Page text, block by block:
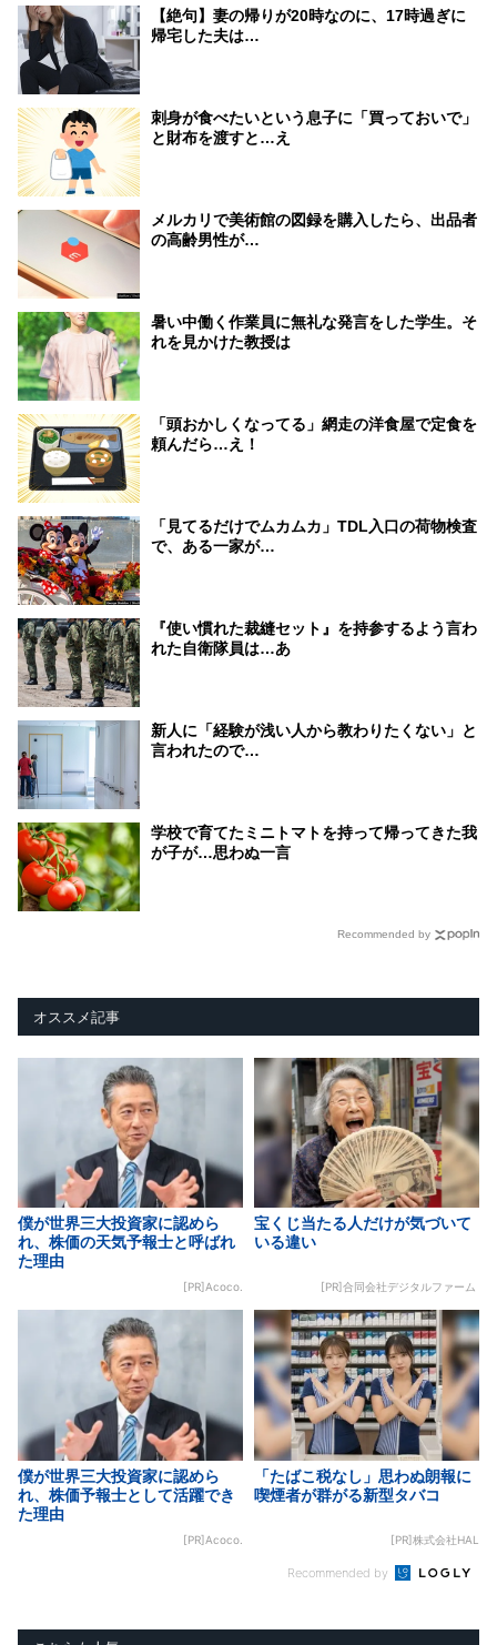
【絶句】妻の帰りが20時なのに、17時過ぎに
帰宅した夫は…
刺身が食べたいという息子に「買っておいで」
と財布を渡すと…え
メルカリで美術館の図録を購入したら、出品者
の高齢男性が…
暑い中働く作業員に無礼な発言をした学生。そ
れを見かけた教授は
「頭おかしくなってる」網走の洋食屋で定食を
頼んだら…え！
「見てるだけでムカムカ」TDL入口の荷物検査
で、ある一家が…
『使い慣れた裁縫セット』を持参するよう言わ
れた自衛隊員は…あ
新人に「経験が浅い人から教わりたくない」と
言われたので…
学校で育てたミニトマトを持って帰ってきた我
が子が…思わぬ一言
Recommended by
オススメ記事
僕が世界三大投資家に認めら
れ、株価の天気予報士と呼ばれ
た理由
[PR]Acoco.
宝くじ当たる人だけが気づいて
いる違い
[PR]合同会社デジタルファーム
僕が世界三大投資家に認めら
れ、株価予報士として活躍でき
た理由
[PR]Acoco.
「たばこ税なし」思わぬ朗報に
喫煙者が群がる新型タバコ
[PR]株式会社HAL
Recommended by